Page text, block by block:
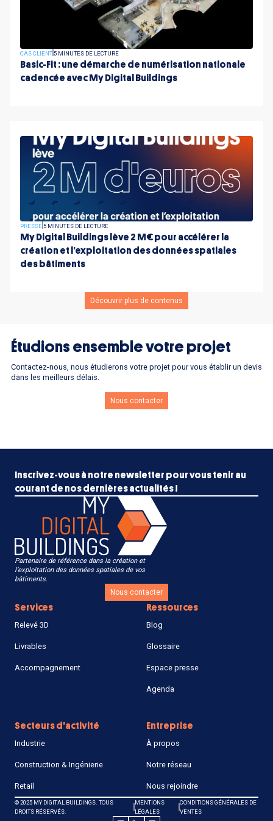
CAS CLIENT5 MINUTES DE LECTURE
Basic-Fit : une démarche de numérisation nationale
cadencée avec My Digital Buildings
PRESSE5 MINUTES DE LECTURE
My Digital Buildings lève 2 M€ pour accélérer la
création et l’exploitation des données spatiales
des bâtiments
Découvrir plus de contenus
Étudions ensemble votre projet
Contactez-nous, nous étudierons votre projet pour vous établir un devis
dans les meilleurs délais.
Nous contacter
Inscrivez-vous à notre newsletter pour vous tenir au
courant de nos dernières actualités !
Partenaire de référence dans la création et
l’exploitation des données spatiales de vos
bâtiments.
Nous contacter
Services
Relevé 3D
Livrables
Accompagnement
Secteurs d'activité
Industrie
Construction & Ingénierie
Retail
Ressources
Blog
Glossaire
Espace presse
Agenda
Entreprise
À propos
Notre réseau
Nous rejoindre
© 2025 MY DIGITAL BUILDINGS. TOUS
DROITS RÉSERVÉS.
MENTIONS
LÉGALES
CONDITIONS GÉNÉRALES DE
VENTES